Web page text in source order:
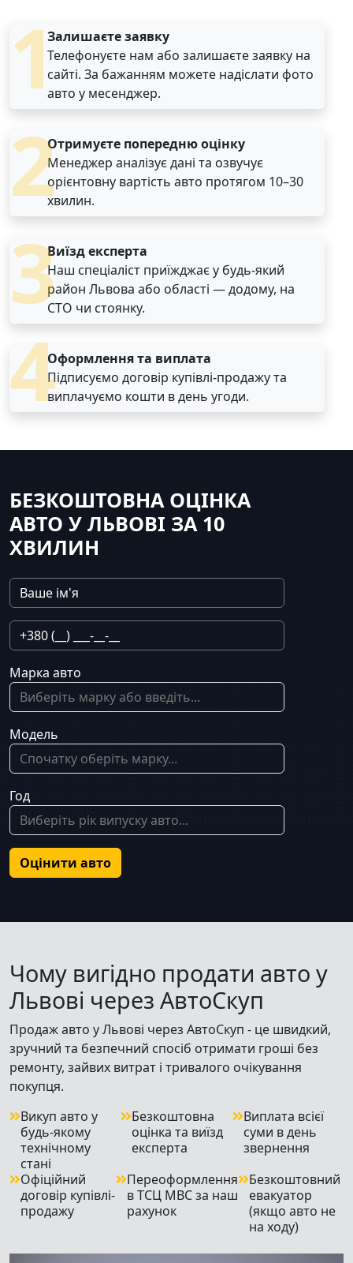
1Залишаєте заявку
Телефонуєте нам або залишаєте заявку на
сайті. За бажанням можете надіслати фото
авто у месенджер.
2Отримуєте попередню оцінку
Менеджер аналізує дані та озвучує
орієнтовну вартість авто протягом 10–30
хвилин.
3Виїзд експерта
Наш спеціаліст приїжджає у будь-який
район Львова або області — додому, на
СТО чи стоянку.
4Оформлення та виплата
Підписуємо договір купівлі-продажу та
виплачуємо кошти в день угоди.
БЕЗКОШТОВНА ОЦІНКА
АВТО У ЛЬВОВІ ЗА 10
ХВИЛИН
Марка авто
Модель
Год
Чому вигідно продати авто у
Львові через АвтоСкуп
Продаж авто у Львові через АвтоСкуп - це швидкий,
зручний та безпечний спосіб отримати гроші без
ремонту, зайвих витрат і тривалого очікування
покупця.
Викуп авто у
будь-якому
технічному
стані
Безкоштовна
оцінка та виїзд
експерта
Виплата всієї
суми в день
звернення
Офіційний
договір купівлі-
продажу
Переоформлення
в ТСЦ МВС за наш
рахунок
Безкоштовний
евакуатор
(якщо авто не
на ходу)